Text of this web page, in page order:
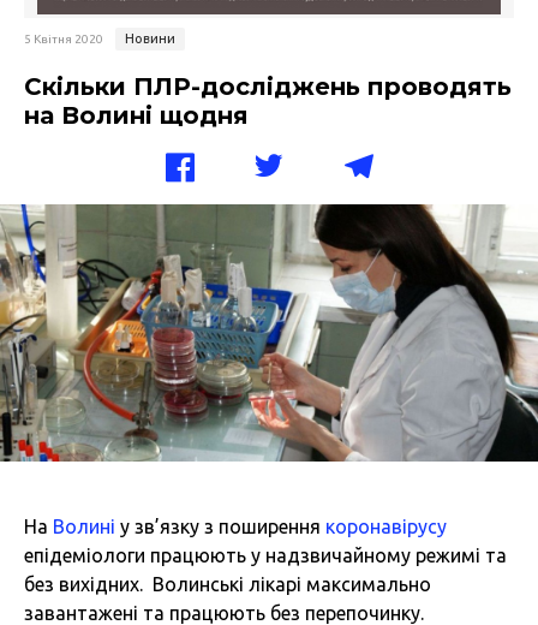
5 Квітня 2020 Новини
Скільки ПЛР-досліджень проводять
на Волині щодня
На Волині у зв’язку з поширення коронавірусу
епідеміологи працюють у надзвичайному режимі та
без вихідних. Волинські лікарі максимально
завантажені та працюють без перепочинку.